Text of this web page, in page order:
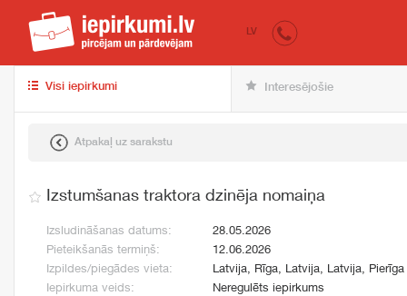
iepirkumi.lv
LV
Visi iepirkumi Interesējošie
Atpakaļ uz sarakstu
Izstumšanas traktora dzinēja nomaiņa
Izsludināšanas datums:
28.05.2026
Pieteikšanās termiņš:
12.06.2026
Izpildes/piegādes vieta:
Latvija, Rīga, Latvija, Latvija, Pierīga
Iepirkuma veids:
Neregulēts iepirkums